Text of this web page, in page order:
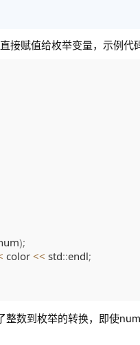
接赋值给枚举变量，示例代
);
color << std::endl;
整数到枚举的转换，即使